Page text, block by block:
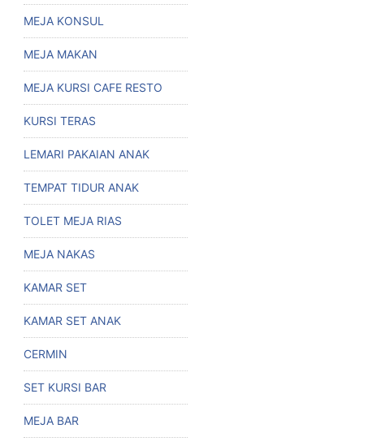
MEJA KONSUL
MEJA MAKAN
MEJA KURSI CAFE RESTO
KURSI TERAS
LEMARI PAKAIAN ANAK
TEMPAT TIDUR ANAK
TOLET MEJA RIAS
MEJA NAKAS
KAMAR SET
KAMAR SET ANAK
CERMIN
SET KURSI BAR
MEJA BAR